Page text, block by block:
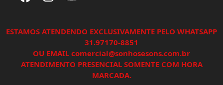
ESTAMOS ATENDENDO EXCLUSIVAMENTE PELO WHATSAPP
31.97170-8851
OU EMAIL comercial@sonhosesons.com.br
ATENDIMENTO PRESENCIAL SOMENTE COM HORA
MARCADA.